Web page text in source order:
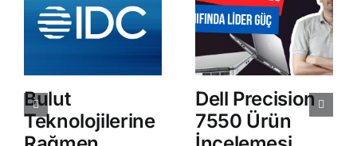
Bulut
Teknolojilerine
Dell Precision
7550 Ürün